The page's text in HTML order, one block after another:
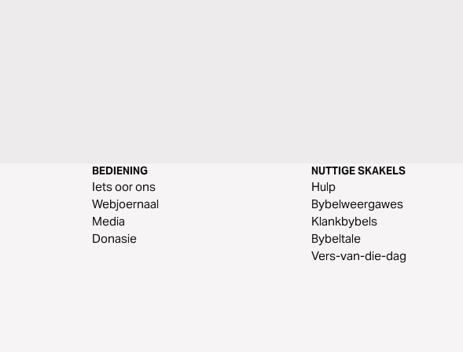
BEDIENING
Iets oor ons
Webjoernaal
Media
Donasie
NUTTIGE SKAKELS
Hulp
Bybelweergawes
Klankbybels
Bybeltale
Vers-van-die-dag